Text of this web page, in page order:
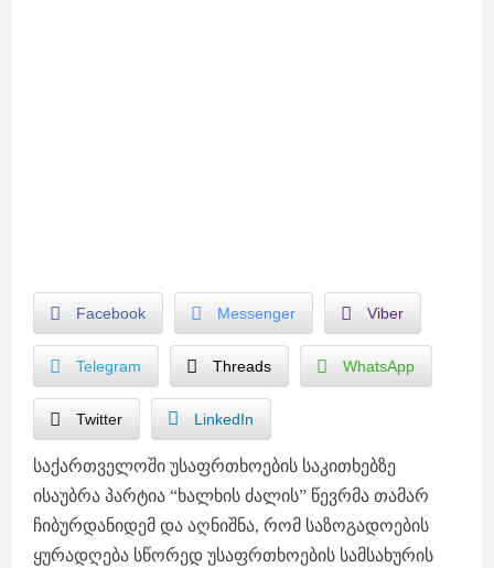
Facebook Messenger Viber
Telegram Threads WhatsApp
Twitter LinkedIn
საქართველოში უსაფრთხოების საკითხებზე
ისაუბრა პარტია “ხალხის ძალის” წევრმა თამარ
ჩიბურდანიდემ და აღნიშნა, რომ საზოგადოების
ყურადღება სწორედ უსაფრთხოების სამსახურის